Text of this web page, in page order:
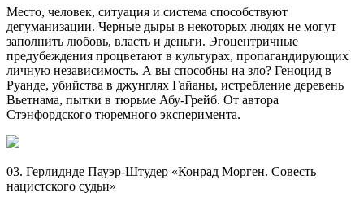
Место, человек, ситуация и система способствуют
дегуманизации. Черные дыры в некоторых людях не могут
заполнить любовь, власть и деньги. Эгоцентричные
предубеждения процветают в культурах, пропагандирующих
личную независимость. А вы способны на зло? Геноцид в
Руанде, убийства в джунглях Гайаны, истребление деревень
Вьетнама, пытки в тюрьме Абу-Грейб. От автора
Стэнфордского тюремного эксперимента.
03. Герлиднде Пауэр-Штудер «Конрад Морген. Совесть
нацистского судьи»